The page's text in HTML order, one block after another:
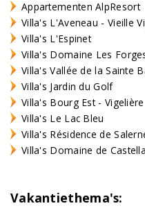
Appartementen AlpResort
Villa's L'Aveneau - Vieille
Villa's L'Espinet
Villa's Domaine Les
Villa's Vallée de la Sainte
Villa's Jardin du Golf
Villa's Bourg Est - Vigelière
Villa's Le Lac Bleu
Villa's Résidence de
Villa's Domaine de
Vakantiethema's: